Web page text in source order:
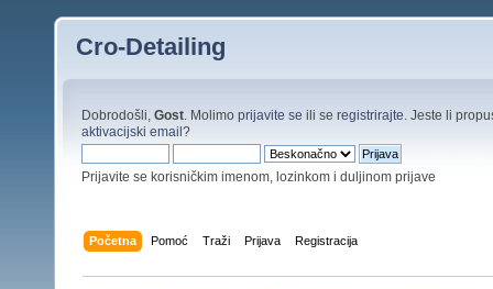
Cro-Detailing
Dobrodošli, Gost . Molimo prijavite se ili se registrirajte . Jeste li
aktivacijski email?
Prijavite se korisničkim imenom, lozinkom i duljinom prijave
Početna Pomoć Traži Prijava Registracija